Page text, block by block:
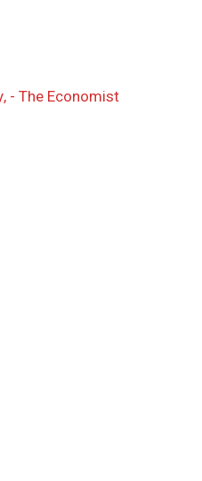
- The Economist